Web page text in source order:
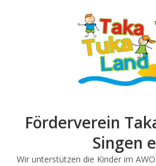
Förderverein
Singen
Wir unterstützen die Kinder im